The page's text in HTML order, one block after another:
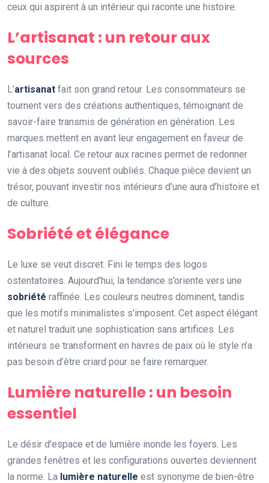
ceux qui aspirent à un intérieur qui raconte une histoire.
L’artisanat : un retour aux
sources
L’artisanat fait son grand retour. Les consommateurs se
tournent vers des créations authentiques, témoignant de
savoir-faire transmis de génération en génération. Les
marques mettent en avant leur engagement en faveur de
l’artisanat local. Ce retour aux racines permet de redonner
vie à des objets souvent oubliés. Chaque pièce devient un
trésor, pouvant investir nos intérieurs d’une aura d’histoire et
de culture.
Sobriété et élégance
Le luxe se veut discret. Fini le temps des logos
ostentatoires. Aujourd’hui, la tendance s’oriente vers une
sobriété raffinée. Les couleurs neutres dominent, tandis
que les motifs minimalistes s’imposent. Cet aspect élégant
et naturel traduit une sophistication sans artifices. Les
intérieurs se transforment en havres de paix où le style n’a
pas besoin d’être criard pour se faire remarquer.
Lumière naturelle : un besoin
essentiel
Le désir d’espace et de lumière inonde les foyers. Les
grandes fenêtres et les configurations ouvertes deviennent
la norme. La lumière naturelle est synonyme de bien-être